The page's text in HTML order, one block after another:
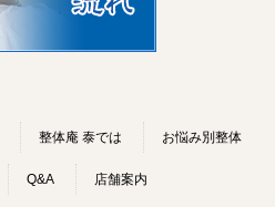
整体庵 泰では お悩み別整体
Q&A 店舗案内